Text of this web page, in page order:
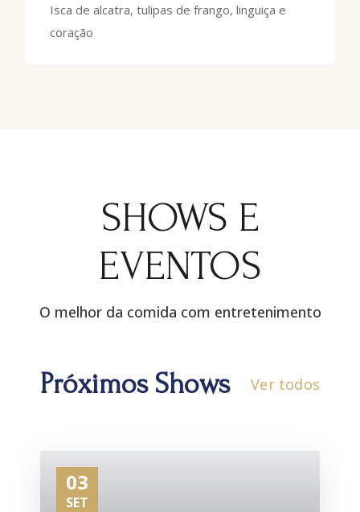
Isca de alcatra, tulipas de frango, linguiça e
coração
SHOWS E
EVENTOS
O melhor da comida com entretenimento
Próximos Shows Ver todos
03
SET